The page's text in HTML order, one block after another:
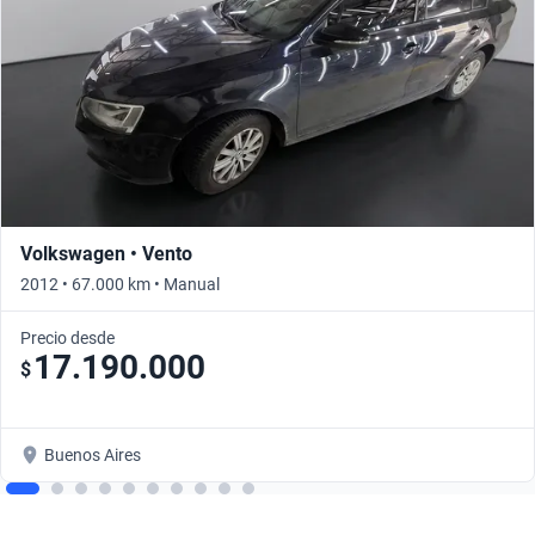
Volkswagen • Vento
2012 • 67.000 km • Manual
Precio desde
$ 17.190.000
Buenos Aires